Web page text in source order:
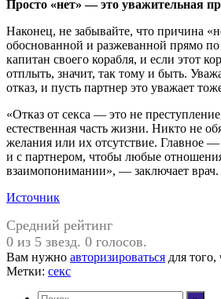
Просто «нет» — это уважительная
Наконец, не забывайте, что причина
обоснованной и разжеванной прямо
капитан своего корабля, и если этот
отплыть, значит, так тому и быть.
отказ, и пусть партнер это уважает
«Отказ от секса — это не
естественная часть жизни. Никто не
желания или их отсутствие. Главное
и с партнером, чтобы любые
взаимопонимании», — заключает врач.
Источник
Средний рейтинг
0 из 5 звезд. 0 голосов.
Вам нужно авторизироваться для того,
Метки: секс